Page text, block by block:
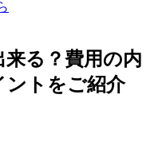
る？費用の内
ントをご紹介